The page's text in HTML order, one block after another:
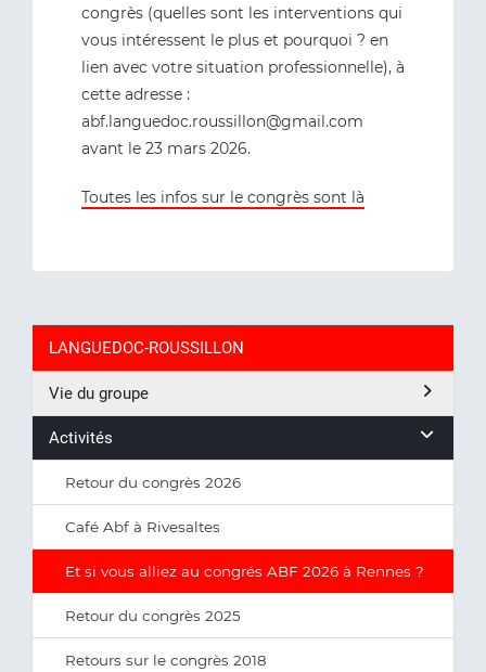
congrès (quelles sont les interventions qui
vous intéressent le plus et pourquoi ? en
lien avec votre situation professionnelle), à
cette adresse :
abf.languedoc.roussillon@gmail.com
avant le 23 mars 2026.
Toutes les infos sur le congrès sont là
LANGUEDOC-ROUSSILLON
Vie du groupe
Activités
Retour du congrès 2026
Café Abf à Rivesaltes
Et si vous alliez au congrés ABF 2026 à Rennes ?
Retour du congrès 2025
Retours sur le congrès 2018